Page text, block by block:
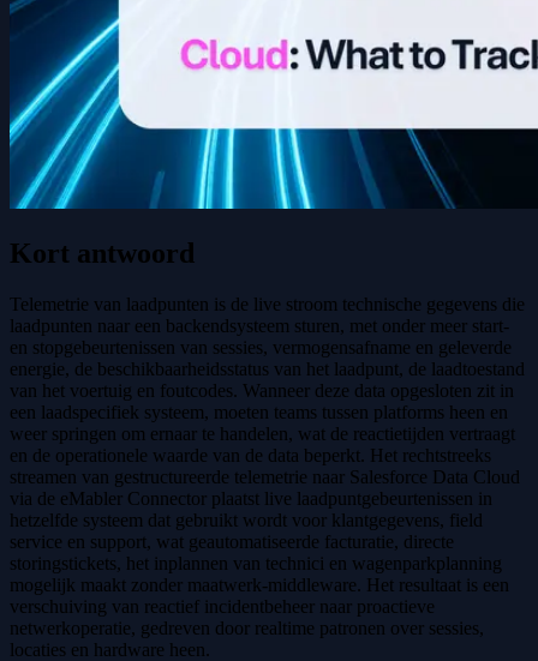
Kort antwoord
Telemetrie van laadpunten is de live stroom technische gegevens die
laadpunten naar een backendsysteem sturen, met onder meer start-
en stopgebeurtenissen van sessies, vermogensafname en geleverde
energie, de beschikbaarheidsstatus van het laadpunt, de laadtoestand
van het voertuig en foutcodes. Wanneer deze data opgesloten zit in
een laadspecifiek systeem, moeten teams tussen platforms heen en
weer springen om ernaar te handelen, wat de reactietijden vertraagt
en de operationele waarde van de data beperkt. Het rechtstreeks
streamen van gestructureerde telemetrie naar Salesforce Data Cloud
via de eMabler Connector plaatst live laadpuntgebeurtenissen in
hetzelfde systeem dat gebruikt wordt voor klantgegevens, field
service en support, wat geautomatiseerde facturatie, directe
storingstickets, het inplannen van technici en wagenparkplanning
mogelijk maakt zonder maatwerk-middleware. Het resultaat is een
verschuiving van reactief incidentbeheer naar proactieve
netwerkoperatie, gedreven door realtime patronen over sessies,
locaties en hardware heen.